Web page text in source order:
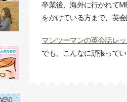
卒業後、海外に行かれて
をかけている方まで、英
マンツーマンの英会話レ
でも、こんなに頑張って